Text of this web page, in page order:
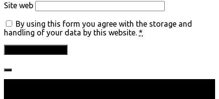
Site web
By using this form you agree with the storage and
handling of your data by this website. *